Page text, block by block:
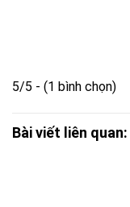
5/5 - (1 bình chọn)
Bài viết liên quan: